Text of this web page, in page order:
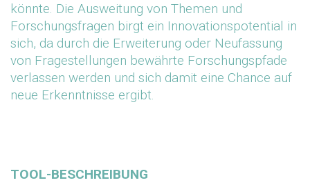
könnte. Die Ausweitung von Themen und
Forschungsfragen birgt ein Innovationspotential in
sich, da durch die Erweiterung oder Neufassung
von Fragestellungen bewährte Forschungspfade
verlassen werden und sich damit eine Chance auf
neue Erkenntnisse ergibt.
TOOL-BESCHREIBUNG